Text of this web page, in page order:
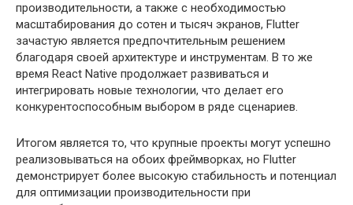
производительности, а также с необходимостью
масштабирования до сотен и тысяч экранов, Flutter
зачастую является предпочтительным решением
благодаря своей архитектуре и инструментам. В то же
время React Native продолжает развиваться и
интегрировать новые технологии, что делает его
конкурентоспособным выбором в ряде сценариев.
Итогом является то, что крупные проекты могут успешно
реализовываться на обоих фреймворках, но Flutter
демонстрирует более высокую стабильность и потенциал
для оптимизации производительности при